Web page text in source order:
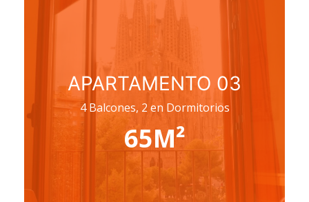
APARTAMENTO 03
4 Balcones, 2 en Dormitorios
65M²